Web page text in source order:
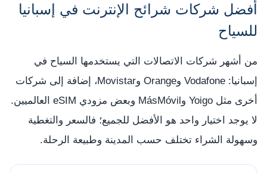
أفضل شركات شرائح الإنترنت في إسبانيا
للسياح
من أشهر شركات الاتصالات التي يستخدمها السياح في
إسبانيا: Vodafone وOrange وMovistar، إضافة إلى شركات
أخرى مثل Yoigo وMásMóvil وبعض مزودي eSIM العالميين.
لا يوجد اختيار واحد هو الأفضل للجميع؛ فالسعر والتغطية
وسهولة الشراء تختلف حسب المدينة وطبيعة الرحلة.